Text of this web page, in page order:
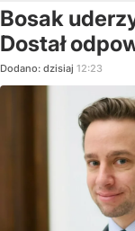
Bosak
Dostał
Dodano: dzisiaj 12:23